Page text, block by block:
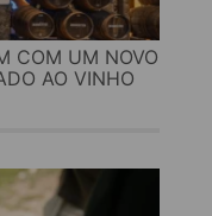
COM UM NOVO
AO VINHO